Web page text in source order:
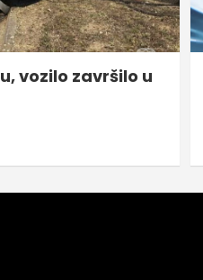
vozilo završilo u